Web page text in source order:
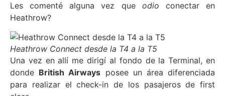
Les comenté alguna vez que odio conectar en
Heathrow?
Heathrow Connect desde la T4 a la T5
Una vez en allí me dirigí al fondo de la Terminal, en
donde British Airways posee un área diferenciada
para realizar el check-in de los pasajeros de first